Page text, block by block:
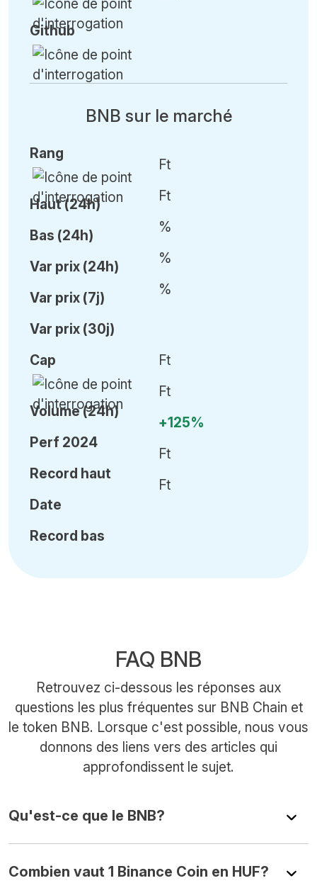
Github
BNB sur le marché
Rang
Haut (24h)
Bas (24h)
Var prix (24h)
Var prix (7j)
Var prix (30j)
Ft
Ft
%
%
%
Cap
Volume (24h)
Perf 2024
Record haut
Date
Record bas
Ft
Ft
+125%
Ft
Ft
FAQ BNB
Retrouvez ci-dessous les réponses aux
questions les plus fréquentes sur BNB Chain et
le token BNB. Lorsque c'est possible, nous vous
donnons des liens vers des articles qui
approfondissent le sujet.
Qu'est-ce que le BNB?
Combien vaut 1 Binance Coin en HUF?